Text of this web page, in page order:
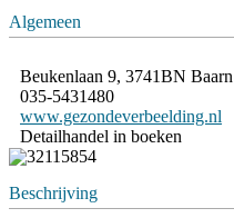
Algemeen
Beukenlaan 9, 3741BN Baarn
035-5431480
www.gezondeverbeelding.nl
Detailhandel in boeken
32115854
Beschrijving